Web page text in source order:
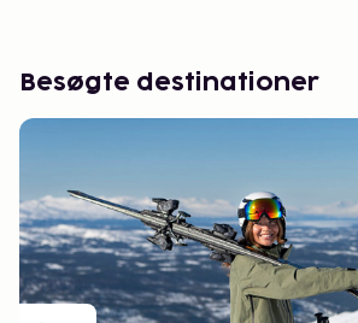
Besøgte destinationer